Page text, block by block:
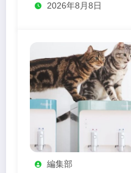
2026年8月8日
編集部